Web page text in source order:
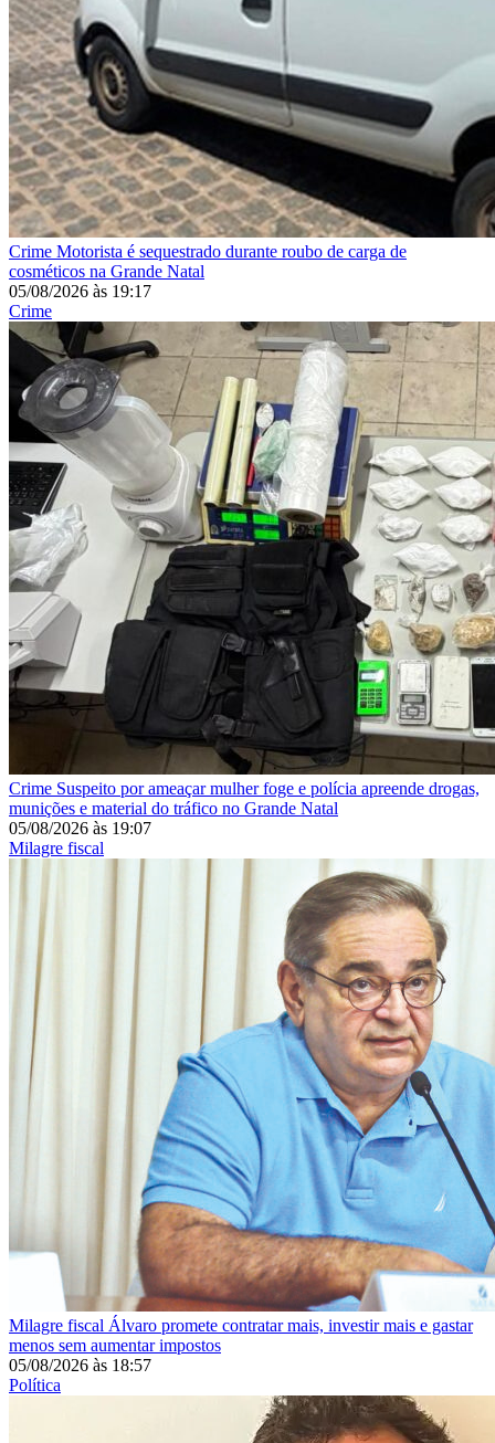
Crime Motorista é sequestrado durante roubo de carga de
cosméticos na Grande Natal
05/08/2026 às 19:17
Crime
Crime Suspeito por ameaçar mulher foge e polícia apreende drogas,
munições e material do tráfico no Grande Natal
05/08/2026 às 19:07
Milagre fiscal
Milagre fiscal Álvaro promete contratar mais, investir mais e gastar
menos sem aumentar impostos
05/08/2026 às 18:57
Política